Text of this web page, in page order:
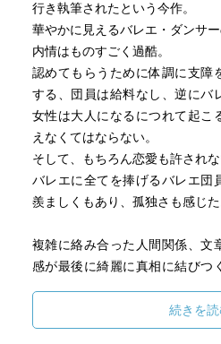
本の概要
青年刑事が追う踊り子の美しく
うバレエ団のプリマが
正当防衛とはいえ、レッスン場
しまった。
捜査に当った青年刑事は次第に
いく。
加賀恭一郎シリーズ
著者について
日本を代表するミステリー作家
える国民的ベストセラー作家で
- 1958年大阪市生野区生まれの小
行き執筆されたという今作。
華やかに見えるバレエ・ダンサー
内情はものすごく過酷。
認めてもらうために体調に支障
する、団員は給料なし、逆にバ
女性は大人になるにつれて起こ
えなくてはならない。
そして、もちろん恋愛も許されな
バレエに全てを捧げるバレエ団
羨ましくもあり、孤独さも感じた
複雑に絡み合った人間関係、文
感が最後に綺麗に真相に結びつ
加賀が終始恋愛モードだった。
続きを読